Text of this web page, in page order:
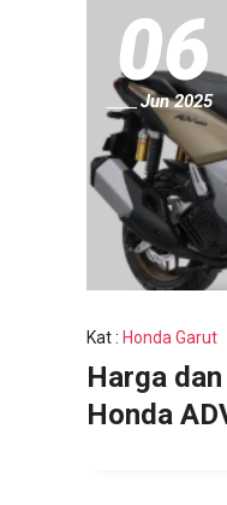
06
Jun 2025
Kat: Honda Garut
Harga
Honda